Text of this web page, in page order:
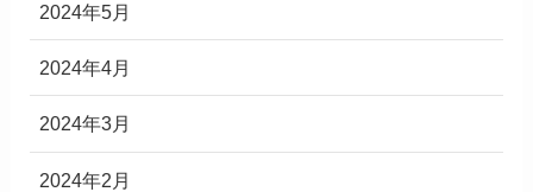
2024年5月
2024年4月
2024年3月
2024年2月